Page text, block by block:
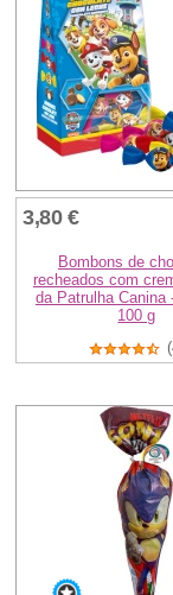
3,80 €
Bombons de
recheados com
da Patrulha Canina
100 g